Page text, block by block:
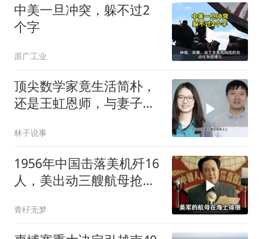
中美一旦冲突，躲不过2
个字
原广工业
顶尖数学家竟生活简朴，
还是王虹恩师，与妻子合
林子说事
1956年中国击落美机歼16
人，美出动三艘航母抢尸
青杍无梦